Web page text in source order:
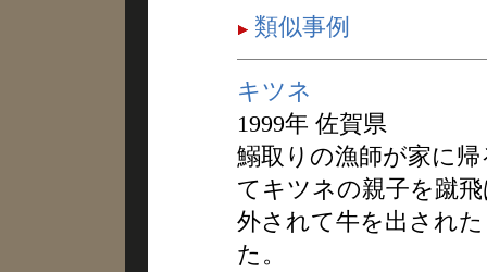
類似事例
キツネ
1999年 佐賀県
鰯取りの漁師が家に
てキツネの親子を蹴
外されて牛を出され
た。